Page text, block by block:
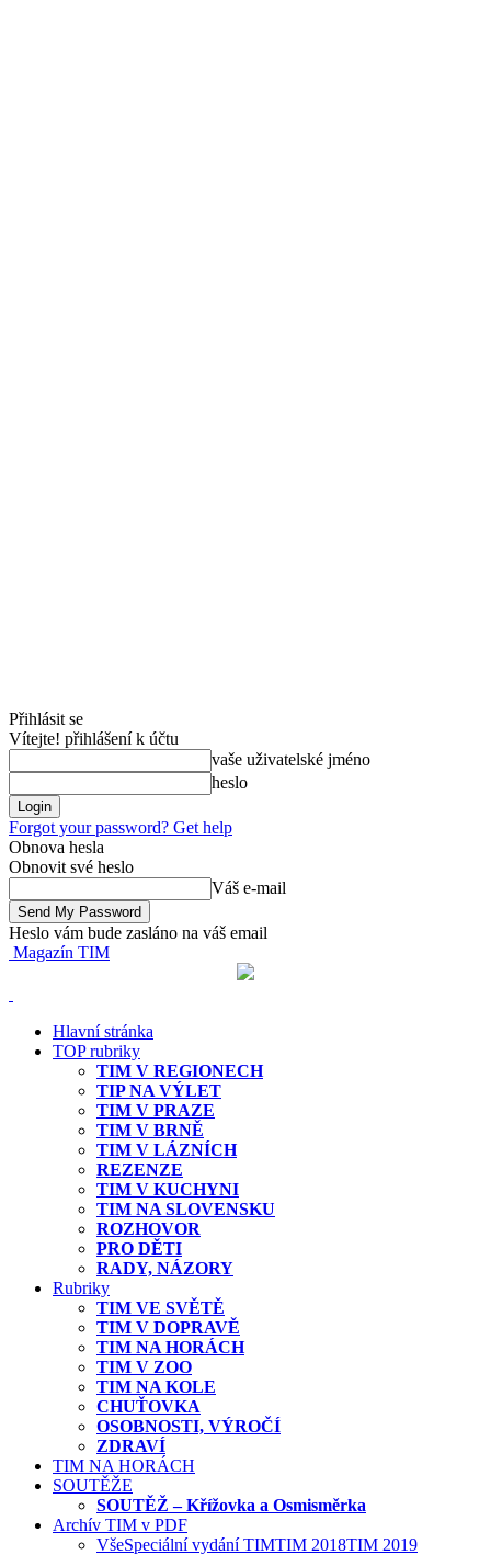
Přihlásit se
Vítejte! přihlášení k účtu
vaše uživatelské jméno
heslo
Forgot your password? Get help
Obnova hesla
Obnovit své heslo
Váš e-mail
Heslo vám bude zasláno na váš email
Magazín TIM
Hlavní stránka
TOP rubriky
TIM V REGIONECH
TIP NA VÝLET
TIM V PRAZE
TIM V BRNĚ
TIM V LÁZNÍCH
REZENZE
TIM V KUCHYNI
TIM NA SLOVENSKU
ROZHOVOR
PRO DĚTI
RADY, NÁZORY
Rubriky
TIM VE SVĚTĚ
TIM V DOPRAVĚ
TIM NA HORÁCH
TIM V ZOO
TIM NA KOLE
CHUŤOVKA
OSOBNOSTI, VÝROČÍ
ZDRAVÍ
TIM NA HORÁCH
SOUTĚŽE
SOUTĚŽ – Křížovka a Osmisměrka
Archív TIM v PDF
VšeSpeciální vydání TIMTIM 2018TIM 2019